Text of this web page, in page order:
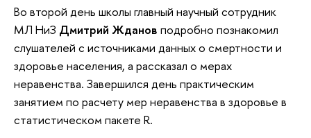
Во второй день школы главный научный сотрудник
МЛ НиЗ Дмитрий Жданов подробно познакомил
слушателей с источниками данных о смертности и
здоровье населения, а рассказал о мерах
неравенства. Завершился день практическим
занятием по расчету мер неравенства в здоровье в
статистическом пакете R.